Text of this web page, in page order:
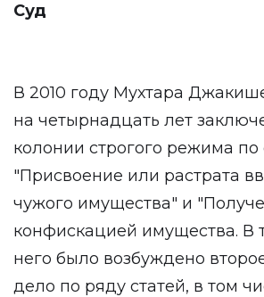
Суд
В 2010 году Мухтара
на четырнадцать лет
колонии строгого режима по
"Присвоение или растрата
чужого имущества" и
конфискацией имущества. В
него было возбуждено
дело по ряду статей, в том